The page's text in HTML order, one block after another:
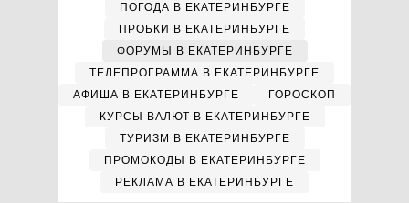
ПОГОДА В ЕКАТЕРИНБУРГЕ
ПРОБКИ В ЕКАТЕРИНБУРГЕ
ФОРУМЫ В ЕКАТЕРИНБУРГЕ
ТЕЛЕПРОГРАММА В ЕКАТЕРИНБУРГЕ
АФИША В ЕКАТЕРИНБУРГЕ
ГОРОСКОП
КУРСЫ ВАЛЮТ В ЕКАТЕРИНБУРГЕ
ТУРИЗМ В ЕКАТЕРИНБУРГЕ
ПРОМОКОДЫ В ЕКАТЕРИНБУРГЕ
РЕКЛАМА В ЕКАТЕРИНБУРГЕ